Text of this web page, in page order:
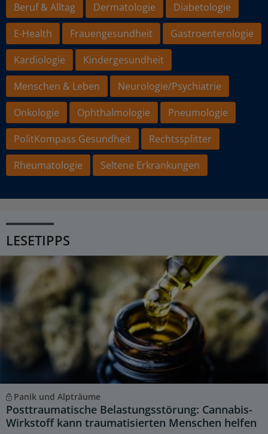
Beruf & Alltag
Dermatologie
Diabetologie
E-Health
Frauengesundheit
Gastroenterologie
Kardiologie
Kindergesundheit
Menschen & Leben
Neurologie/Psychiatrie
Onkologie
Ophthalmologie
Pneumologie
PolitKompass Gesundheit
Rechtssplitter
Rheumatologie
Seltene Erkrankungen
LESETIPPS
Panik und Alpträume
Posttraumatische Belastungsstörung: Cannabis-
Wirkstoff kann traumatisierten Menschen helfen